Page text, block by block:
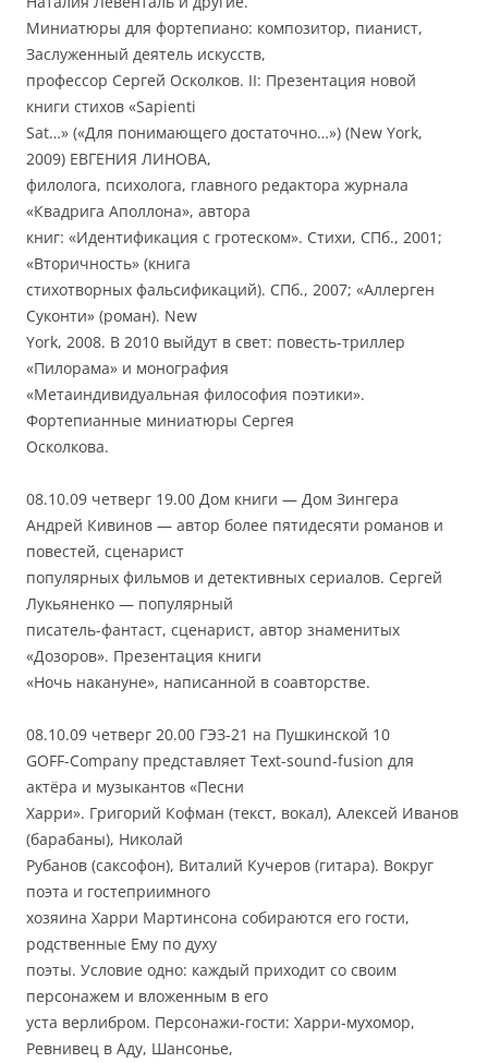
Миниатюры для фортепиано: композитор, пианист,
Заслуженный деятель искусств,
профессор Сергей Осколков. II: Презентация новой
книги стихов «Sapienti
Sat…» («Для понимающего достаточно…») (New York,
2009) ЕВГЕНИЯ ЛИНОВА,
филолога, психолога, главного редактора журнала
«Квадрига Аполлона», автора
книг: «Идентификация с гротеском». Стихи, СПб., 2001;
«Вторичность» (книга
стихотворных фальсификаций). СПб., 2007; «Аллерген
Суконти» (роман). New
York, 2008. В 2010 выйдут в свет: повесть-триллер
«Пилорама» и монография
«Метаиндивидуальная философия поэтики».
Фортепианные миниатюры Сергея
Осколкова.
08.10.09 четверг 19.00 Дом книги — Дом Зингера
Андрей Кивинов — автор более пятидесяти романов и
повестей, сценарист
популярных фильмов и детективных сериалов. Сергей
Лукьяненко — популярный
писатель-фантаст, сценарист, автор знаменитых
«Дозоров». Презентация книги
«Ночь накануне», написанной в соавторстве.
08.10.09 четверг 20.00 ГЭЗ-21 на Пушкинской 10
GOFF-Company представляет Text-sound-fusion для
актёра и музыкантов «Песни
Харри». Григорий Кофман (текст, вокал), Алексей Иванов
(барабаны), Николай
Рубанов (саксофон), Виталий Кучеров (гитара). Вокруг
поэта и гостеприимного
хозяина Харри Мартинсона собираются его гости,
родственные Ему по духу
поэты. Условие одно: каждый приходит со своим
персонажем и вложенным в его
уста верлибром. Персонажи-гости: Харри-мухомор,
Ревнивец в Аду, Шансонье,